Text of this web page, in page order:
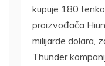
kupuje 180
proizvođača
milijarde dolara,
Thunder